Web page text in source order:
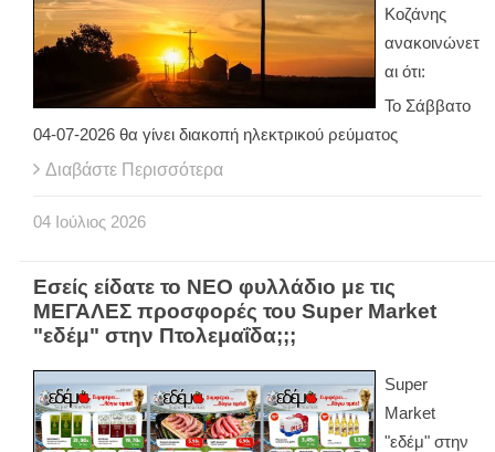
Κοζάνης
ανακοινώνετ
αι ότι:
Το Σάββατο
04-07-2026 θα γίνει διακοπή ηλεκτρικού ρεύματος
Διαβάστε Περισσότερα
04 Ιούλιος 2026
Εσείς είδατε το ΝΕΟ φυλλάδιο με τις
ΜΕΓΑΛΕΣ προσφορές του Super Market
"εδέμ" στην Πτολεμαΐδα;;;
Super
Market
"εδέμ" στην